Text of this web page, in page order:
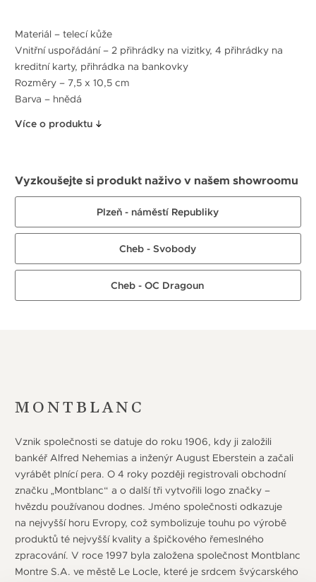
Materiál – telecí kůže
Vnitřní uspořádání – 2 přihrádky na vizitky, 4 přihrádky na
kreditní karty, přihrádka na bankovky
Rozměry – 7,5 x 10,5 cm
Barva – hnědá
Více o produktu
Vyzkoušejte si produkt naživo v našem showroomu
Plzeň - náměstí Republiky
Cheb - Svobody
Cheb - OC Dragoun
MONTBLANC
Vznik společnosti se datuje do roku 1906, kdy ji založili
bankéř Alfred Nehemias a inženýr August Eberstein a začali
vyrábět plnící pera. O 4 roky později registrovali obchodní
značku „Montblanc“ a o další tři vytvořili logo značky –
hvězdu používanou dodnes. Jméno společnosti odkazuje
na nejvyšší horu Evropy, což symbolizuje touhu po výrobě
produktů té nejvyšší kvality a špičkového řemeslného
zpracování. V roce 1997 byla založena společnost Montblanc
Montre S.A. ve městě Le Locle, které je srdcem švýcarského